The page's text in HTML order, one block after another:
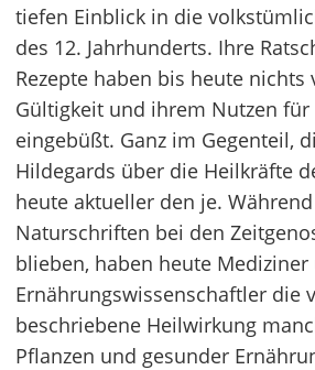
tiefen Einblick in die
des 12. Jahrhunderts. Ihre
Rezepte haben bis heute nichts
Gültigkeit und ihrem Nutzen
eingebüßt. Ganz im Gegenteil,
Hildegards über die Heilkräfte
heute aktueller den je.
Naturschriften bei den
blieben, haben heute Mediziner
Ernährungswissenschaftler die
beschriebene Heilwirkung
Pflanzen und gesunder